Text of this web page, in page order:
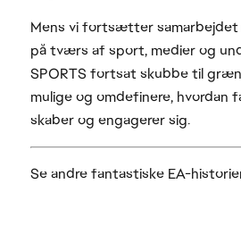
Mens vi fortsætter samarbejdet
på tværs af sport, medier og
SPORTS fortsat skubbe til
mulige og omdefinere, hvordan
skaber og engagerer sig.
Se andre fantastiske EA-